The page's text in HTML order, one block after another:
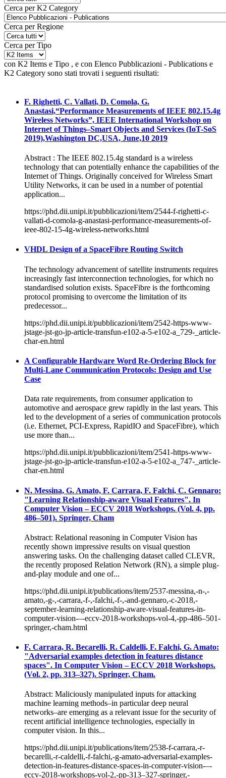
Cerca per K2 Category
Cerca per Regione
Cerca per Tipo
con K2 Items e Tipo , e con Elenco Pubblicazioni - Publications e
K2 Category sono stati trovati i seguenti risultati:
F. Righetti, C. Vallati, D. Comola, G.
Anastasi,“Performance Measurements of IEEE 802.15.4g
Wireless Networks”, IEEE International Workshop on
Internet of Things–Smart Objects and Services (IoT-SoS
2019),Washington DC,USA, June,10 2019
Abstract : The IEEE 802.15.4g standard is a wireless
technology that can potentially enhance the capabilities of the
Internet of Things. Originally conceived for Wireless Smart
Utility Networks, it can be used in a number of potential
application...
https://phd.dii.unipi.it/pubblicazioni/item/2544-f-righetti-c-
vallati-d-comola-g-anastasi-performance-measurements-of-
ieee-802-15-4g-wireless-networks.html
VHDL Design of a SpaceFibre Routing Switch
The technology advancement of satellite instruments requires
increasingly fast interconnection technologies, for which no
standardised solution exists. SpaceFibre is the forthcoming
protocol promising to overcome the limitation of its
predecessor...
https://phd.dii.unipi.it/pubblicazioni/item/2542-https-www-
jstage-jst-go-jp-article-transfun-e102-a-5-e102-a_729-_article-
char-en.html
A Configurable Hardware Word Re-Ordering Block for
Multi-Lane Communication Protocols: Design and Use
Case
Data rate requirements, from consumer application to
automotive and aerospace grew rapidly in the last years. This
led to the development of a series of communication protocols
(i.e. Ethernet, PCI-Express, RapidIO and SpaceFibre), which
use more than...
https://phd.dii.unipi.it/pubblicazioni/item/2541-https-www-
jstage-jst-go-jp-article-transfun-e102-a-5-e102-a_747-_article-
char-en.html
N. Messina, G. Amato, F. Carrara, F. Falchi, C. Gennaro:
"Learning Relationship-aware Visual Features". In
Computer Vision – ECCV 2018 Workshops. (Vol. 4, pp.
486–501). Springer, Cham
Abstract: Relational reasoning in Computer Vision has
recently shown impressive results on visual question
answering tasks. On the challenging dataset called CLEVR,
the recently proposed Relation Network (RN), a simple plug-
and-play module and one of...
https://phd.dii.unipi.it/publications/item/2537-messina,-n-,-
amato,-g-,-carrara,-f-,-falchi,-f-,-and-gennaro,-c-2018,-
september-learning-relationship-aware-visual-features-in-
computer-vision-–-eccv-2018-workshops-vol-4,-pp-486–501-
springer,-cham.html
F. Carrara, R. Becarelli, R. Caldelli, F. Falchi, G. Amato:
"Adversarial examples detection in features distance
spaces". In Computer Vision – ECCV 2018 Workshops.
(Vol. 2, pp. 313–327). Springer, Cham.
Abstract: Maliciously manipulated inputs for attacking
machine learning methods–in particular deep neural
networks–are emerging as a relevant issue for the security of
recent artificial intelligence technologies, especially in
computer vision. In this...
https://phd.dii.unipi.it/publications/item/2538-f-carrara,-r-
becarelli,-r-caldelli,-f-falchi,-g-amato-adversarial-examples-
detection-in-features-distance-spaces-in-computer-vision-–-
eccv-2018-workshops-vol-2,-pp-313–327-springer,-